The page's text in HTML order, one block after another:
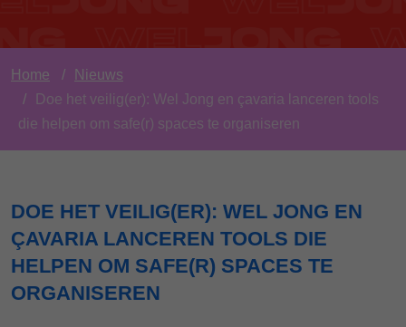
Home
Nieuws
Doe het veilig(er): Wel Jong en çavaria lanceren tools
die helpen om safe(r) spaces te organiseren
DOE HET VEILIG(ER): WEL JONG EN
ÇAVARIA LANCEREN TOOLS DIE
HELPEN OM SAFE(R) SPACES TE
ORGANISEREN